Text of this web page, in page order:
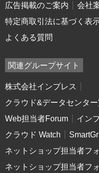
広告掲載のご案内
会社
特定商取引法に基づく表
よくある質問
関連グループサイト
株式会社インプレス
クラウド&データセンタ
Web担当者Forum
イン
クラウド Watch
ネットショップ担当者フ
ネットショップ担当者フ